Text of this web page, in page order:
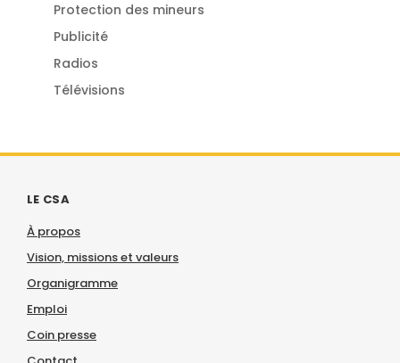
Protection des mineurs
Publicité
Radios
Télévisions
LE CSA
À propos
Vision, missions et valeurs
Organigramme
Emploi
Coin presse